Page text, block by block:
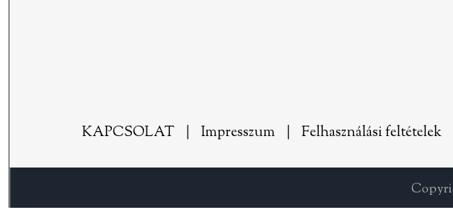
KAPCSOLAT Impresszum Felhasználási feltételek